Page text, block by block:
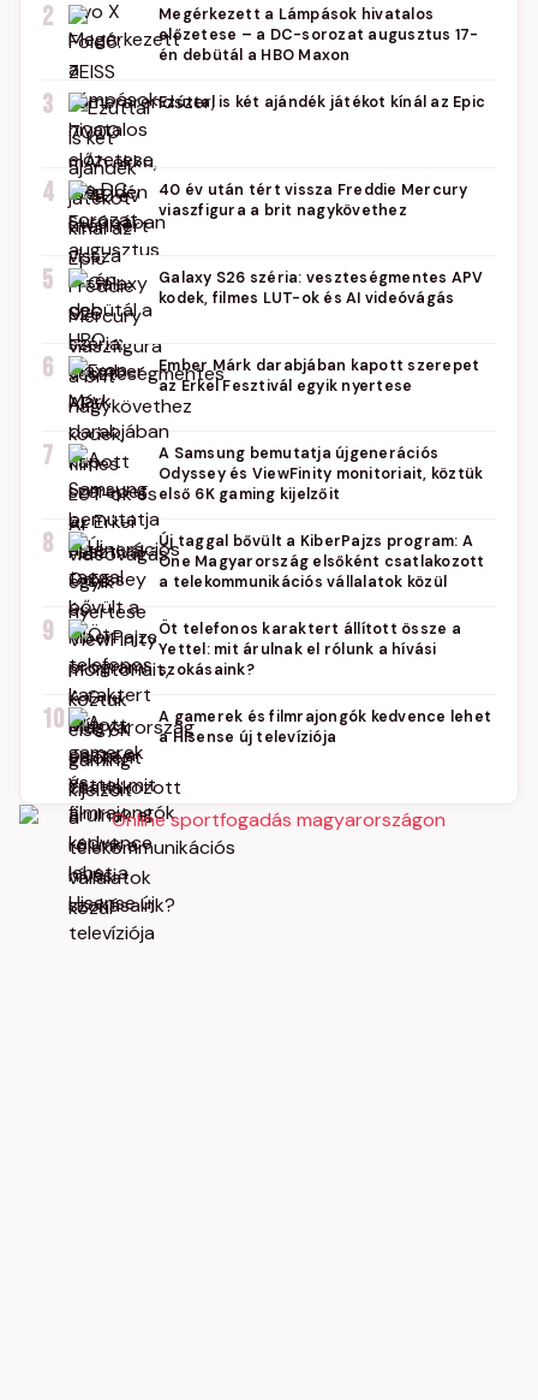
2
Megérkezett a Lámpások hivatalos
előzetese – a DC-sorozat augusztus 17-
én debütál a HBO Maxon
3 Ezúttal is két ajándék játékot kínál az Epic
4
40 év után tért vissza Freddie Mercury
viaszfigura a brit nagykövethez
5
Galaxy S26 széria: veszteségmentes APV
kodek, filmes LUT-ok és AI videóvágás
6
Ember Márk darabjában kapott szerepet
az Erkel Fesztivál egyik nyertese
7
A Samsung bemutatja újgenerációs
Odyssey és ViewFinity monitoriait, köztük
első 6K gaming kijelzőit
8
Új taggal bővült a KiberPajzs program: A
One Magyarország elsőként csatlakozott
a telekommunikációs vállalatok közül
9
Öt telefonos karaktert állított össze a
Yettel: mit árulnak el rólunk a hívási
szokásaink?
10
A gamerek és filmrajongók kedvence lehet
a Hisense új televíziója